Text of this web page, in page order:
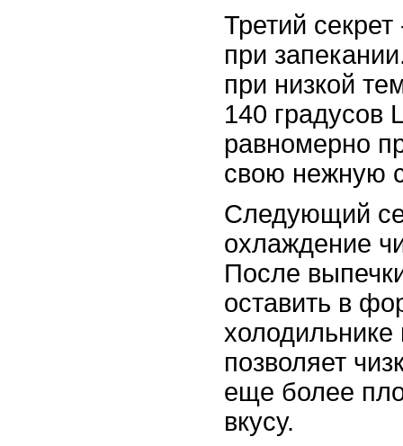
Третий
при
при низкой
140 градусов
равномерно
свою нежную
Следующий
охлаждение
После
оставить в
позволяет
еще более
вкусу.